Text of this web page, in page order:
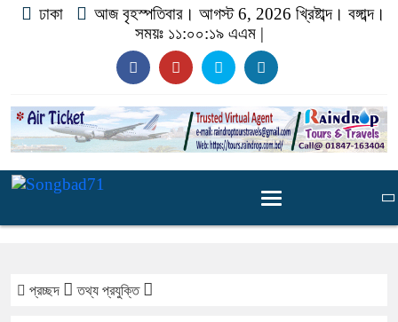
ঢাকা আজ বৃহস্পতিবার। আগস্ট 6, 2026 খ্রিষ্টাব্দ। বঙ্গাব্দ।
সময়ঃ ১১:০০:১৯ এএম|
প্রচ্ছদ তথ্য প্রযুক্তি